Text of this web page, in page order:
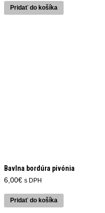
Pridať do košíka
Bavlna bordúra pivónia
6,00€ s DPH
Pridať do košíka